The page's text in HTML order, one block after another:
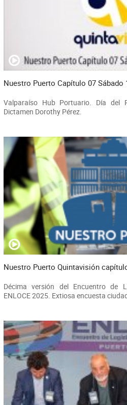
Nuestro Puerto Capítulo 07 Sábado
Valparaíso Hub Portuario. Día del
Dictamen Dorothy Pérez.
Nuestro Puerto Quintavisión
Décima versión del Encuentro de
ENLOCE 2025. Extiosa encuesta